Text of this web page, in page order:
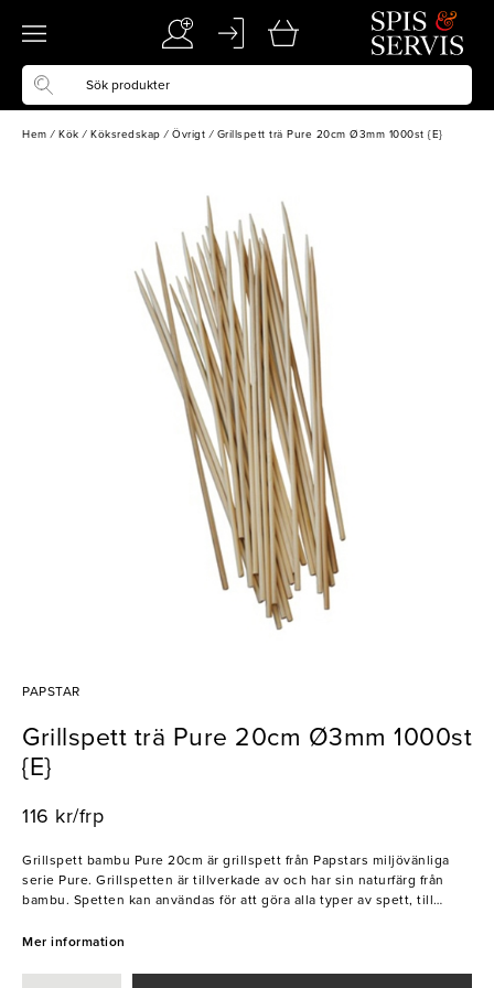
Hem / Kök / Köksredskap / Övrigt / Grillspett trä Pure 20cm Ø3mm 1000st {E}
PAPSTAR
Grillspett trä Pure 20cm Ø3mm 1000st
{E}
116 kr/frp
Grillspett bambu Pure 20cm är grillspett från Papstars miljövänliga
serie Pure. Grillspetten är tillverkade av och har sin naturfärg från
bambu. Spetten kan användas för att göra alla typer av spett, till
Papstars serie Pure Collection innehåller ett brett sortiment av bland
Mer information